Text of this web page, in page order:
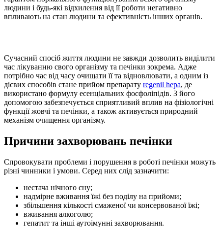
людини і будь-які відхилення від її роботи негативно
впливають на стан людини та ефективність інших органів.
Сучасний спосіб життя людини не завжди дозволить виділити
час лікуванню свого організму та печінки зокрема. Адже
потрібно час від часу очищати її та відновлювати, а одним із
дієвих способів стане прийом препарату regenil hepa, де
використано формулу есенціальних фосфоліпідів. З його
допомогою забезпечується сприятливий вплив на фізіологічні
функції жовчі та печінки, а також активується природний
механізм очищення організму.
Причини захворювань печінки
Спровокувати проблеми і порушення в роботі печінки можуть
різні чинники і умови. Серед них слід зазначити:
нестача нічного сну;
надмірне вживання їжі без поділу на прийоми;
збільшення кількості смаженої чи консервованої їжі;
вживання алкоголю;
гепатит та інші аутоімунні захворювання.